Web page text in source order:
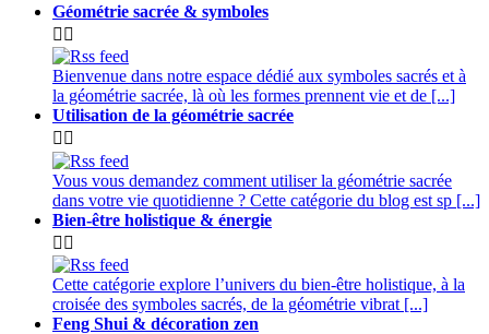
Géométrie sacrée & symboles
 
Bienvenue dans notre espace dédié aux symboles sacrés et à
la géométrie sacrée, là où les formes prennent vie et de [...]
Utilisation de la géométrie sacrée
 
Vous vous demandez comment utiliser la géométrie sacrée
dans votre vie quotidienne ? Cette catégorie du blog est sp [...]
Bien-être holistique & énergie
 
Cette catégorie explore l’univers du bien-être holistique, à la
croisée des symboles sacrés, de la géométrie vibrat [...]
Feng Shui & décoration zen